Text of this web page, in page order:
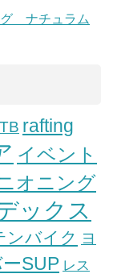
rafting
イベント
オニング
ックス
ンバイク ヨ
SUP レス